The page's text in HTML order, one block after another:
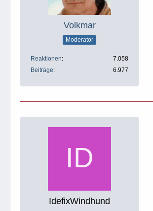
Volkmar
Moderator
Reaktionen
7.058
Beiträge
6.977
IdefixWindhund